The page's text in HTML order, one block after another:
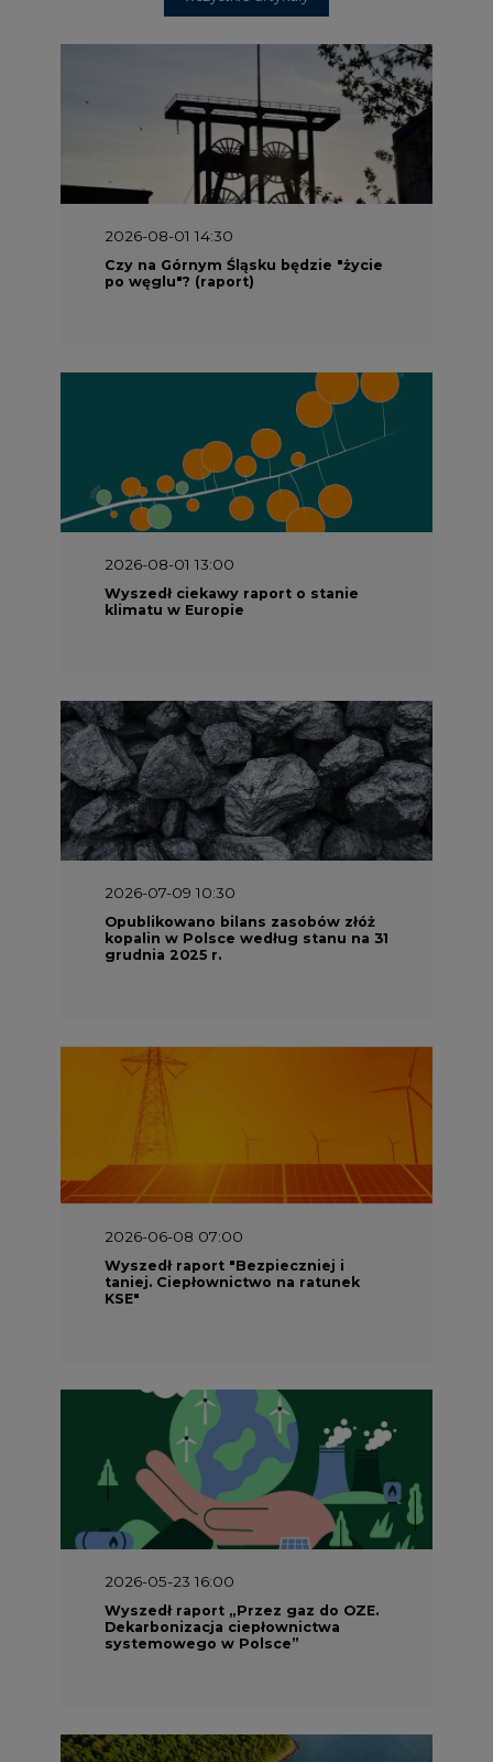
2026-08-01 14:30
Czy na Górnym Śląsku będzie "życie
po węglu"? (raport)
2026-08-01 13:00
Wyszedł ciekawy raport o stanie
klimatu w Europie
2026-07-09 10:30
Opublikowano bilans zasobów złóż
kopalin w Polsce według stanu na 31
grudnia 2025 r.
2026-06-08 07:00
Wyszedł raport "Bezpieczniej i
taniej. Ciepłownictwo na ratunek
KSE"
2026-05-23 16:00
Wyszedł raport „Przez gaz do OZE.
Dekarbonizacja ciepłownictwa
systemowego w Polsce”